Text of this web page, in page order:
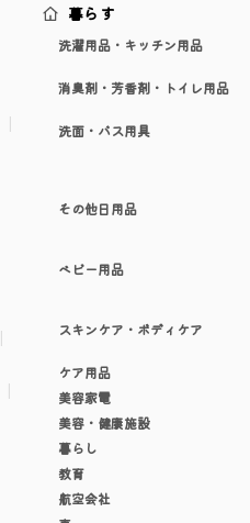
暮らす
洗濯用品・キッチン用品
消臭剤・芳香剤・トイレ用品
洗面・バス用具
その他日用品
ベビー用品
スキンケア・ボディケア
ケア用品
美容家電
美容・健康施設
暮らし
教育
航空会社